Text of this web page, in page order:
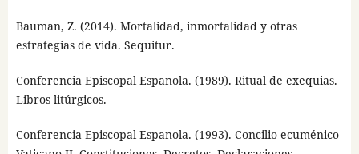
Bauman, Z. (2014). Mortalidad, inmortalidad y otras
estrategias de vida. Sequitur.
Conferencia Episcopal Espanola. (1989). Ritual de exequias.
Libros litúrgicos.
Conferencia Episcopal Espanola. (1993). Concilio ecuménico